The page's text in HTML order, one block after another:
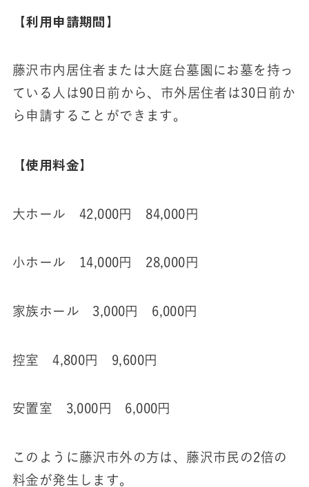
【利用申請期間】
藤沢市内居住者または大庭台墓園にお墓を持っ
ている人は90日前から、市外居住者は30日前か
ら申請することができます。
【使用料金】
大ホール 42,000円 84,000円
小ホール 14,000円 28,000円
家族ホール 3,000円 6,000円
控室 4,800円 9,600円
安置室 3,000円 6,000円
このように藤沢市外の方は、藤沢市民の2倍の
料金が発生します。